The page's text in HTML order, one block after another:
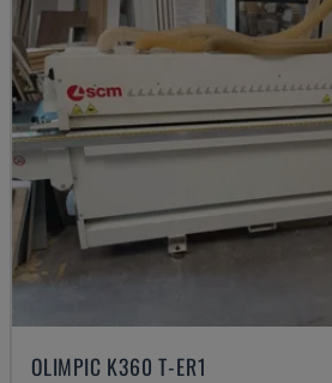
OLIMPIC K360 T-ER1